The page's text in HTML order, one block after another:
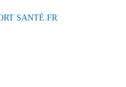
SANTÉ.FR